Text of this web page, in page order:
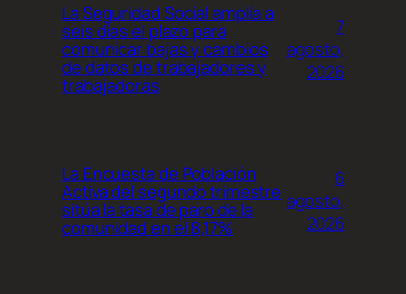
La Seguridad Social amplía a
seis días el plazo para
comunicar bajas y cambios
de datos de trabajadores y
trabajadoras
7
agosto,
2026
La Encuesta de Población
Activa del segundo trimestre
sitúa la tasa de paro de la
comunidad en el 8,17%
6
agosto,
2026